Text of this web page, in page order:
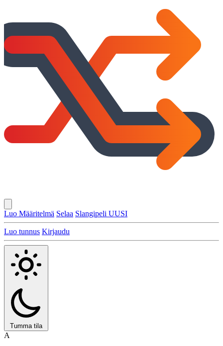
Luo Määritelmä Selaa Slangipeli UUSI
Luo tunnus Kirjaudu
Tumma tila
A